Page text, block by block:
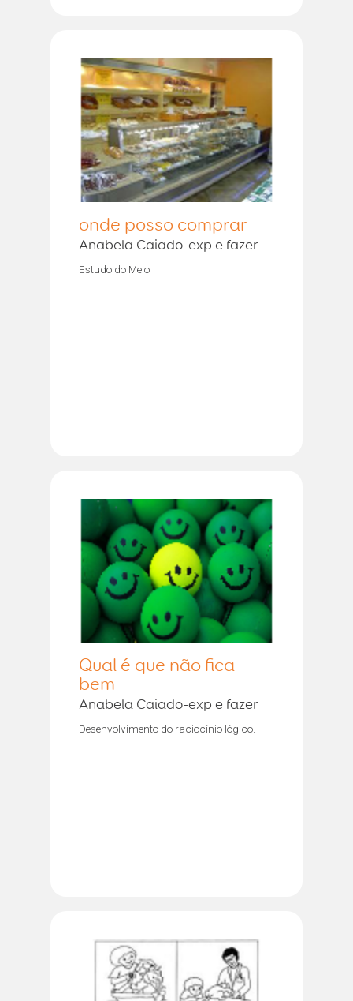
onde posso comprar
Anabela Caiado-exp e fazer
Estudo do Meio
Qual é que não fica
bem
Anabela Caiado-exp e fazer
Desenvolvimento do raciocínio lógico.